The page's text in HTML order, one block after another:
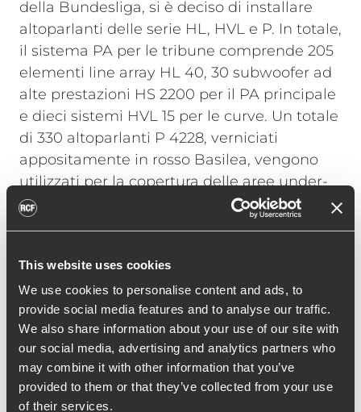
This website uses cookies
We use cookies to personalise content and ads, to
provide social media features and to analyse our traffic.
We also share information about your use of our site with
our social media, advertising and analytics partners who
may combine it with other information that you’ve
provided to them or that they’ve collected from your use
of their services.
della Bundesliga, si è deciso di installare
altoparlanti delle serie HL, HVL e P. In totale,
il sistema PA per le tribune comprende 205
elementi line array HL 40, 30 subwoofer ad
alte prestazioni HS 2200 per il PA principale
e dieci sistemi HVL 15 per le curve. Un totale
di 330 altoparlanti P 4228, verniciati
appositamente in rosso Basilea, vengono
utilizzati per la copertura delle aree under-
balcony e dei passaggi pedonali.
Engineering Support Group (ESG) in
Germania, commenta l'installazione: “Con
un'installazione così grande in uno stadio,
non era necessario tenere conto solo delle
condizioni strutturali e acustiche, ma anche
dell'uso operativo. Con il nuovo sistema RCF,
St. Jakob Park dispone di un sistema di